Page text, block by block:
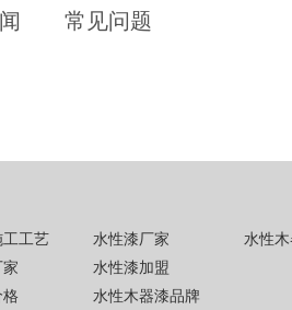
涂料的涂料供应商，青岛兴国水漆
护地球”的使命。
家具企业转型出路在何处？兴国
域和语言习惯的问题，当然，油漆
遇到过这样的问题。一位朋友问我
未说过详细的差异。
常见问题
工艺
水性漆厂家
水性漆加盟
水性木器漆品牌
水性